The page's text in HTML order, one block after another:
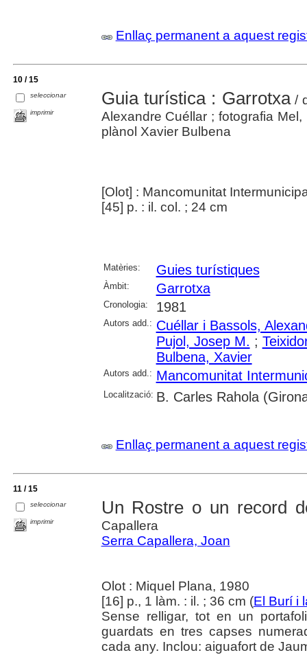
Enllaç permanent a aquest
10 / 15
seleccionar
imprimir
Guia turística : Garrotxa/
Alexandre Cuéllar ; fotografia
plànol Xavier Bulbena
[Olot] : Mancomunitat
[45] p. : il. col. ; 24 cm
Matèries: Guies turístiques
Àmbit: Garrotxa
Cronologia: 1981
Autors add.: Cuéllar i Bassols,
Pujol, Josep M. ;
Bulbena, Xavier
Autors add.: Mancomunitat
Localització: B. Carles Rahola
Enllaç permanent a aquest
11 / 15
seleccionar
imprimir
Un Rostre o un record
Capallera
Serra Capallera, Joan
Olot : Miquel Plana, 1980
[16] p., 1 làm. : il. ; 36 cm (El Burí i
Sense relligar, tot en un
guardats en tres capses
cada any. Inclou: aiguafort de